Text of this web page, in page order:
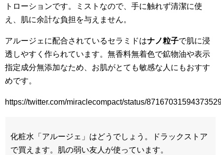
トローションです。ミストなので、手に触れず清潔に使
え、肌に余計な負担を与えません。
アルージェに配合されているセラミドはナノ粒子で肌に浸
透しやすく作られています。無香料無着色で鉱物油や表示
指定成分無添加なため、お肌がとても敏感な人にもおすす
めです。
https://twitter.com/miraclecompact/status/
化粧水「アルージェ」はどうでしょう。ドラックストア
で買えます。肌の弱い友人が使っています。